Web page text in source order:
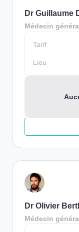
Dr Guillaume
Médecin
Tarif
Lieu
Dr Olivier
Médecin